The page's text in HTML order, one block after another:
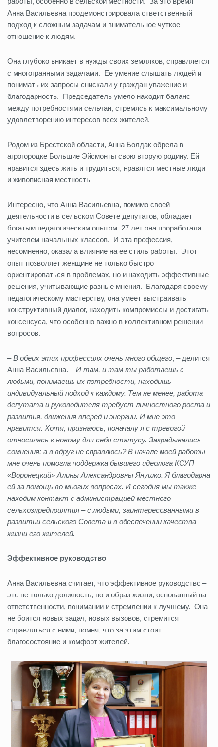
Анна Васильевна продемонстрировала ответственный
подход к сложным задачам и внимательное чуткое
отношение к людям.
Она глубоко вникает в нужды своих земляков, справляется
с многогранными задачами. Ее умение слышать людей и
понимать их запросы снискали у граждан уважение и
благодарность. Председатель умело находит баланс
между потребностями сельчан, стремясь к максимальному
удовлетворению интересов всех жителей.
Родом из Брестской области, Анна Болдак обрела в
агрогородке Большие Эйсмонты свою вторую родину. Ей
нравится здесь жить и трудиться, нравятся местные люди
и живописная местность.
Интересно, что Анна Васильевна, помимо своей
деятельности в сельском Совете депутатов, обладает
богатым педагогическим опытом. 27 лет она проработала
учителем начальных классов. И эта профессия,
несомненно, оказала влияние на ее стиль работы. Этот
опыт позволяет женщине не только быстро
ориентироваться в проблемах, но и находить эффективные
решения, учитывающие разные мнения. Благодаря своему
педагогическому мастерству, она умеет выстраивать
конструктивный диалог, находить компромиссы и достигать
консенсуса, что особенно важно в коллективном решении
вопросов.
–В обеих этих профессиях очень много общего, – делится
Анна Васильевна. –И там, и там ты работаешь с
людьми, понимаешь их потребности, находишь
индивидуальный подход к каждому. Тем не менее, работа
депутата и руководителя требует личностного роста и
развития, движения вперед и энергии. И мне это
нравится. Хотя, признаюсь, поначалу я с тревогой
относилась к новому для себя статусу. Закрадывались
сомнения: а в вдруг не справлюсь? В начале моей работы
мне очень помогла поддержка бывшего идеолога КСУП
«Воронецкий» Алины Александровны Янушко. Я благодарна
ей за помощь во многих вопросах. И сегодня мы также
находим контакт с администрацией местного
сельхозпредприятия – с людьми, заинтересованными в
развитии сельского Совета и в обеспечении качества
жизни его жителей.
Эффективное руководство
Анна Васильевна считает, что эффективное руководство –
это не только должность, но и образ жизни, основанный на
ответственности, понимании и стремлении к лучшему. Она
не боится новых задач, новых вызовов, стремится
справляться с ними, помня, что за этим стоит
благосостояние и комфорт жителей.